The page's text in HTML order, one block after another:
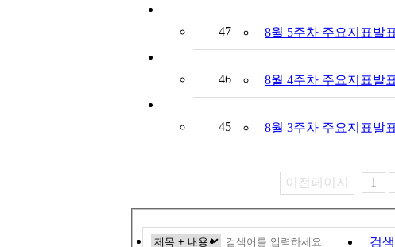
47 8월 5주차 주요지표발
46 8월 4주차 주요지표발
45 8월 3주차 주요지표발
이전페이지 1
검색